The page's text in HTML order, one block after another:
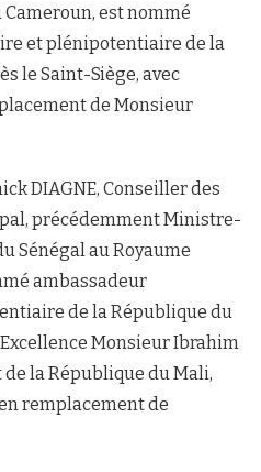
est nommé
et plénipotentiaire de la
le Saint-Siège, avec
de Monsieur
DIAGNE, Conseiller des
précédemment Ministre-
Sénégal au Royaume
ambassadeur
de la République du
Monsieur Ibrahim
de la République du Mali,
remplacement de